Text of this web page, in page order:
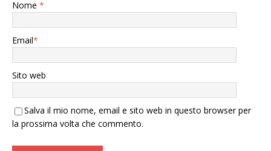
Nome *
Email*
Sito web
Salva il mio nome, email e sito web in questo browser per
la prossima volta che commento.